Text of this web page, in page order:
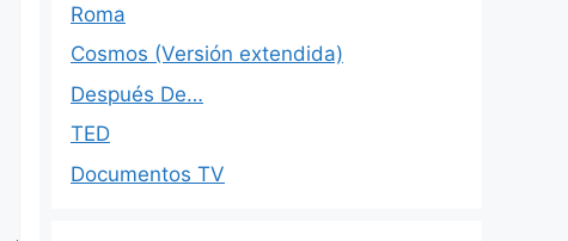
Roma
Cosmos (Versión extendida)
Después De…
TED
Documentos TV